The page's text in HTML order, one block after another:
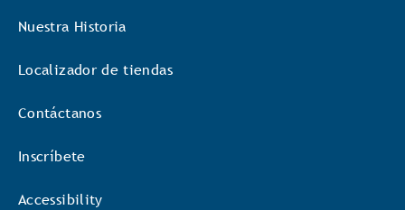
Nuestra Historia
Localizador de tiendas
Contáctanos
Inscríbete
Accessibility